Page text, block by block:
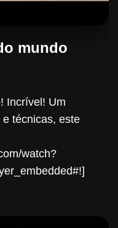
mundo
Incrível! Um
técnicas, este
watch?